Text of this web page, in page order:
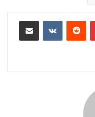
بينتيريست مشاركة عبر البريد